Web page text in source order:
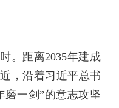
距离2035年建成
，沿着习近平总书
磨一剑”的意志攻坚